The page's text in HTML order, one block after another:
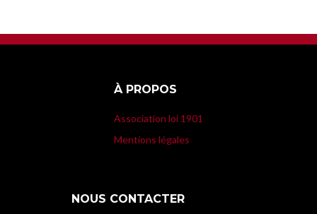
À PROPOS
Association loi 1901
Mentions légales
NOUS CONTACTER